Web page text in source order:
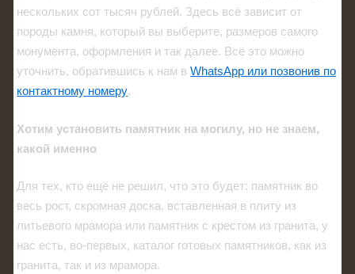
нескольких сот тысяч рублей. Здесь всё зависит от
породы камня, который вы выберите, размеров самого
монумента, оформления и так далее. Всё это можно
уточнить, обратившись к нам вWhatsApp или позвонив по
контактному номеру.
Хотим установить памятник на могилу, но не знаем,
какой именно
Для тех, кто ещё не решил, что это будет: памятник во
весь рост, скромная доска, вставленная в плиту из
литьевого мрамора или памятник с крестом из гранита, у
нас есть, во-первых, каталог готовых памятников, как из
гранита, так и из мрамора.